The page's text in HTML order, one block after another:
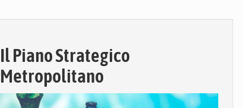
Il Piano Strategico
Metropolitano